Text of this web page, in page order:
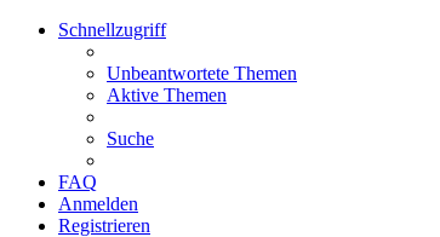
Schnellzugriff
Unbeantwortete Themen
Aktive Themen
Suche
FAQ
Anmelden
Registrieren